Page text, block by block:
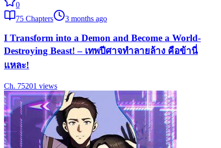
0
75 Chapters 3 months ago
I Transform into a Demon and Become a World-
Destroying Beast! – เทพปีศาจทำลายล้าง คือข้านี่
แหละ!
Ch. 75201 views